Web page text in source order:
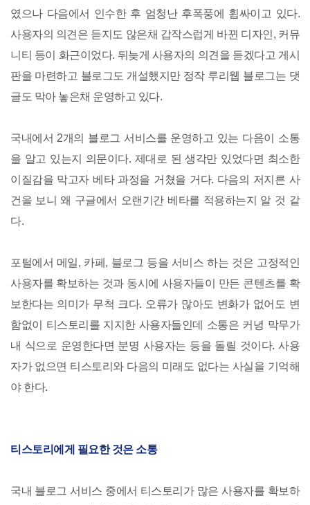
였으나 다음에서 인수한 후 엄청난 후폭풍에 휩싸이고 있다.
사용자의 의견은 듣지도 않은채 갑작스럽게 바뀐 디자인, 커뮤
니티 등이 화근이었다. 뒤늦게 사용자의 의견을 듣겠다고 게시
판을 마련하고 블로그도 개설했지만 정작 루리웹 블로그는 댓
글도 막아 놓은채 운영하고 있다.
국내에서 2개의 블로그 서비스를 운영하고 있는 다음이 소통
을 알고 있는지 의문이다. 제대로 된 생각만 있었다면 최소한
이질감을 막고자 베타 과정을 거쳤을 거다. 다음의 저지른 사
건을 보니 왜 구글에서 오랜기간 베타를 적용하는지 알 것 같
다.
포털에서 메일, 카페, 블로그 등을 서비스 하는 것은 고정적인
사용자를 확보하는 것과 동시에 사용자들이 만든 콘텐츠를 확
보한다는 의미가 무척 크다. 오류가 많아도 변화가 없어도 변
함없이 티스토리를 지지한 사용자들인데 소통은 커녕 막무가
내 식으로 운영한다면 분명 사용자는 등을 돌릴 것이다. 사용
자가 없으면 티스토리와 다음의 미래도 없다는 사실을 기억해
야 한다.
티스토리에게 필요한 것은 소통
국내 블로그 서비스 중에서 티스토리가 많은 사용자를 확보하